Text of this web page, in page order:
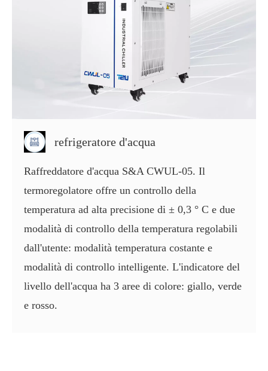
refrigeratore d'acqua
Raffreddatore d'acqua S&A CWUL-05. Il
termoregolatore offre un controllo della
temperatura ad alta precisione di ± 0,3 ° C e due
modalità di controllo della temperatura regolabili
dall'utente: modalità temperatura costante e
modalità di controllo intelligente. L'indicatore del
livello dell'acqua ha 3 aree di colore: giallo, verde
e rosso.